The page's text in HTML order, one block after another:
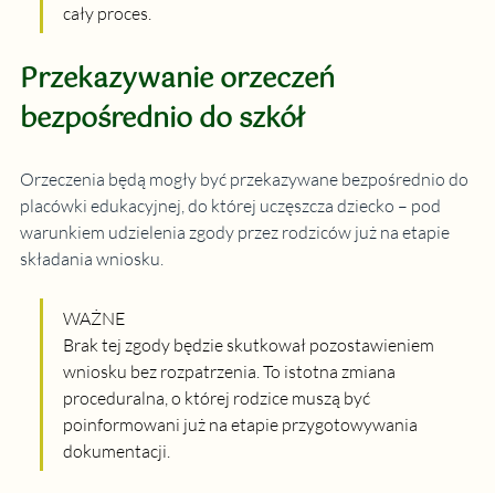
cały proces.
Przekazywanie orzeczeń
bezpośrednio do szkół
Orzeczenia będą mogły być przekazywane bezpośrednio do
placówki edukacyjnej, do której uczęszcza dziecko – pod
warunkiem udzielenia zgody przez rodziców już na etapie
składania wniosku.
WAŻNE
Brak tej zgody będzie skutkował pozostawieniem
wniosku bez rozpatrzenia. To istotna zmiana
proceduralna, o której rodzice muszą być
poinformowani już na etapie przygotowywania
dokumentacji.